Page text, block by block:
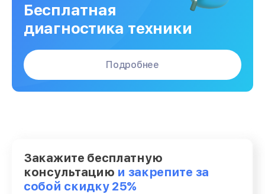
Бесплатная
диагностика техники
Подробнее
Закажите бесплатную
консультацию и закрепите за
собой скидку 25%